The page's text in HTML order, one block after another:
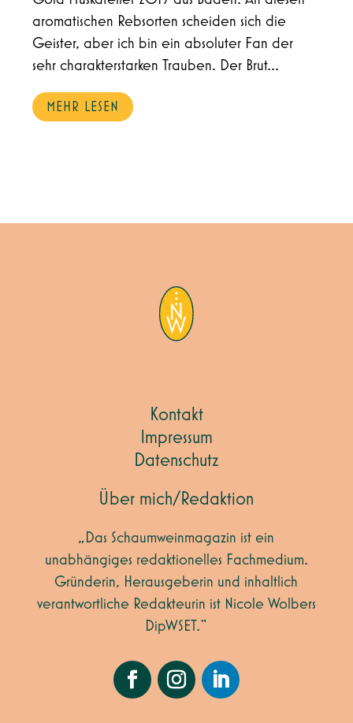
aromatischen Rebsorten scheiden sich die
Geister, aber ich bin ein absoluter Fan der
sehr charakterstarken Trauben. Der Brut...
MEHR LESEN
Kontakt
Impressum
Datenschutz
Über mich/Redaktion
„Das Schaumweinmagazin ist ein
unabhängiges redaktionelles Fachmedium.
Gründerin, Herausgeberin und inhaltlich
verantwortliche Redakteurin ist Nicole Wolbers
DipWSET.“